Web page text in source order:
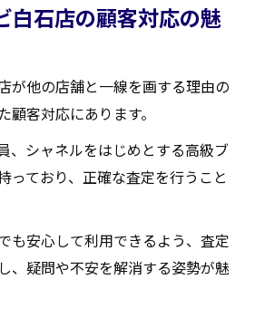
白石店の顧客対応の魅
が他の店舗と一線を画する理由の
客対応にあります。
、シャネルをはじめとする高級ブ
っており、正確な査定を行うこと
も安心して利用できるよう、査定
、疑問や不安を解消する姿勢が魅